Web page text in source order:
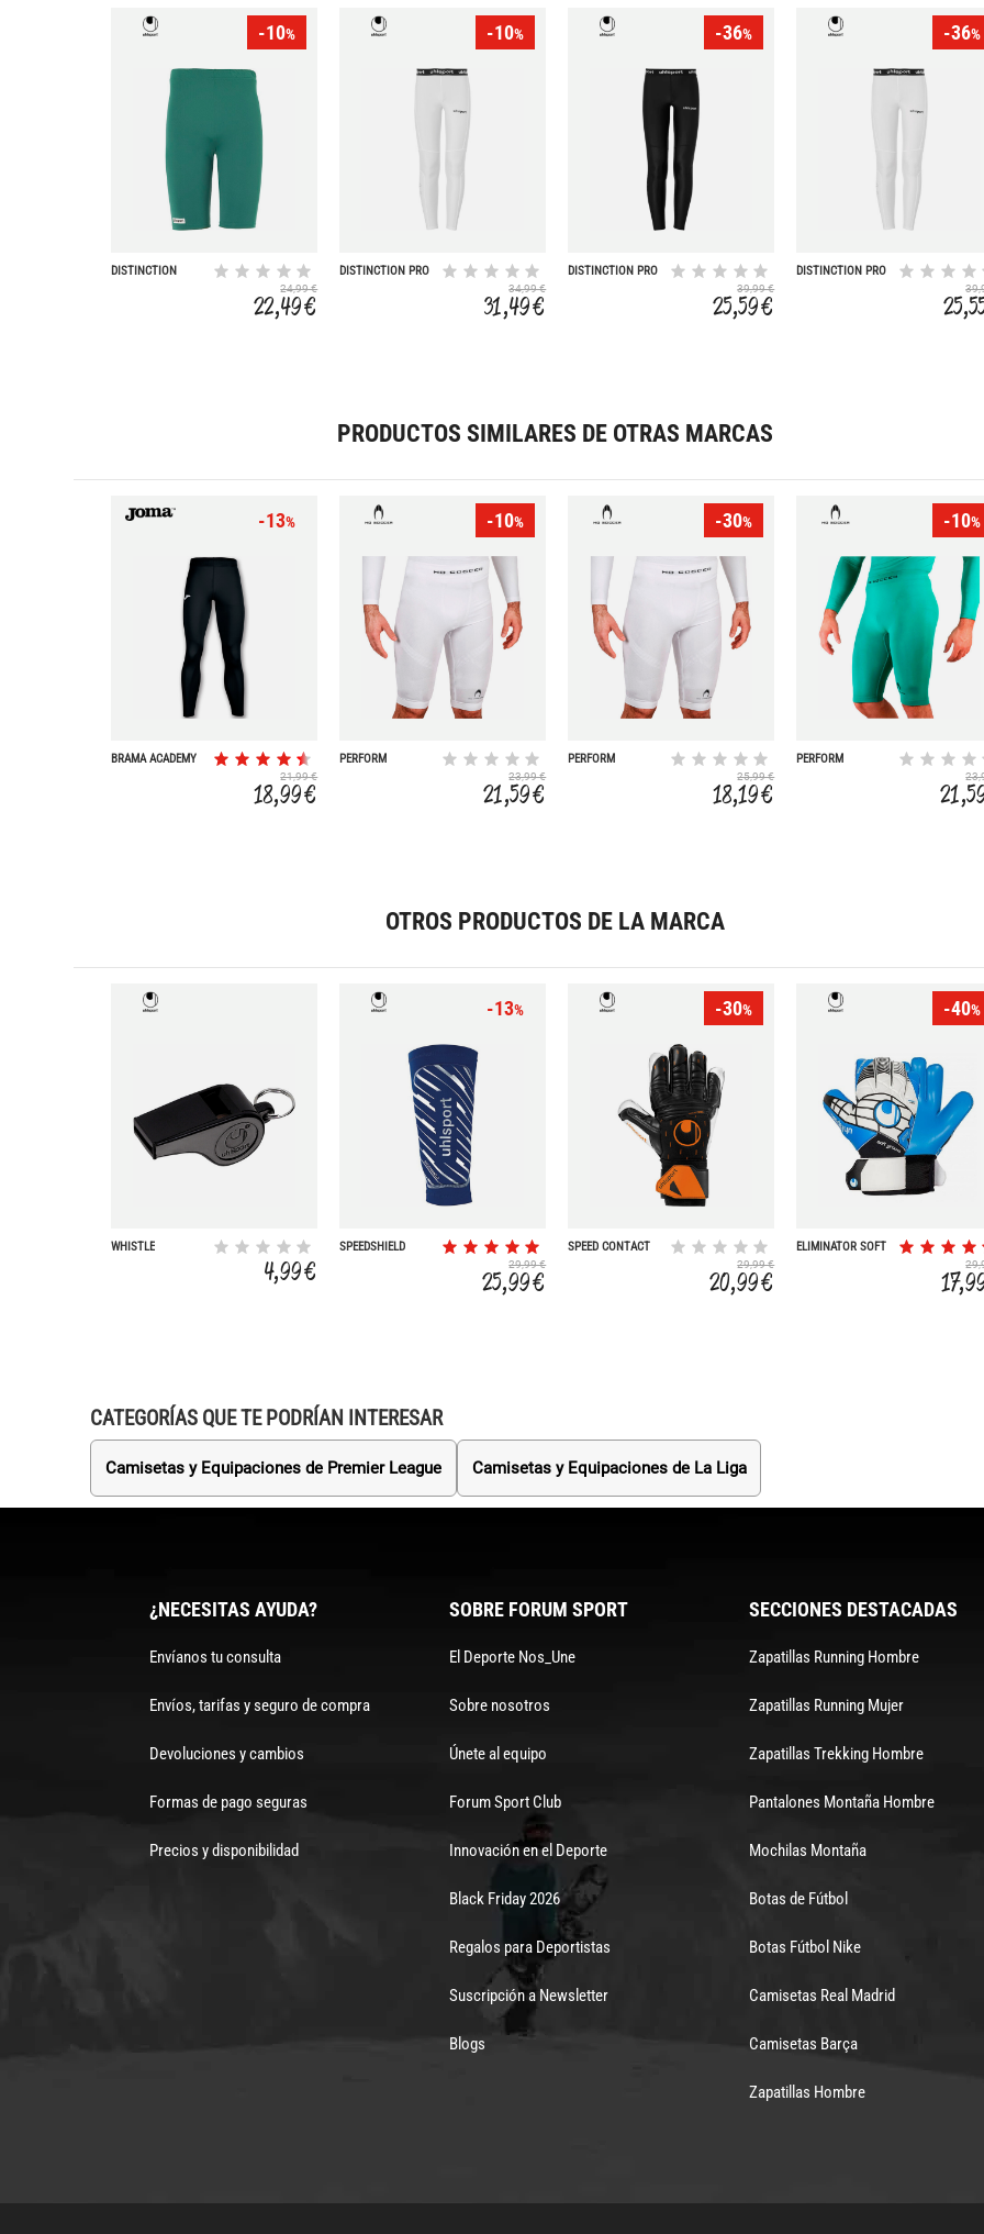
-10%
DISTINCTION
24,99 €
22,49 €
-10%
DISTINCTION PRO
34,99 €
31,49 €
-36%
DISTINCTION PRO
39,99 €
25,59 €
-36%
DISTINCTION PRO
PRODUCTOS SIMILARES DE OTRAS MARCAS
-13%
BRAMA ACADEMY
21,99 €
18,99 €
-10%
PERFORM
23,99 €
21,59 €
-30%
PERFORM
25,99 €
18,19 €
-10%
PERFORM
OTROS PRODUCTOS DE LA MARCA
WHISTLE
4,99 €
-13%
SPEEDSHIELD
29,99 €
25,99 €
-30%
SPEED CONTACT
29,99 €
20,99 €
-40%
ELIMINATOR SOFT
CATEGORÍAS QUE TE PODRÍAN INTERESAR
Camisetas y Equipaciones de Premier League Camisetas y Equipaciones de La Liga
¿NECESITAS AYUDA?
Envíanos tu consulta
Envíos, tarifas y seguro de compra
Devoluciones y cambios
Formas de pago seguras
Precios y disponibilidad
SOBRE FORUM SPORT
El Deporte Nos_Une
Sobre nosotros
Únete al equipo
Forum Sport Club
Innovación en el Deporte
Black Friday 2026
Regalos para Deportistas
Suscripción a Newsletter
Blogs
SECCIONES DESTACADAS
Zapatillas Running Hombre
Zapatillas Running Mujer
Zapatillas Trekking Hombre
Pantalones Montaña Hombre
Mochilas Montaña
Botas de Fútbol
Botas Fútbol Nike
Camisetas Real Madrid
Camisetas Barça
Zapatillas Hombre